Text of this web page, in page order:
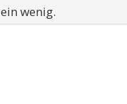
wenig.